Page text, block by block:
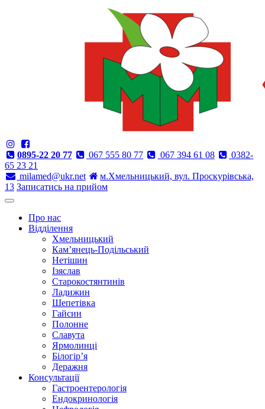
0895-22 20 77 067 555 80 77 067 394 61 08
0382-
65 23 21
milamed@ukr.net
м.Хмельницький, вул. Проскурівська,
13 Записатись на прийом
Про нас
Відділення
Хмельницький
Кам’янець-Подільський
Нетішин
Ізяслав
Старокостянтинів
Ладижин
Шепетівка
Гайсин
Полонне
Славута
Ярмолинці
Білогір’я
Деражня
Консультації
Гастроентерологія
Ендокринологія